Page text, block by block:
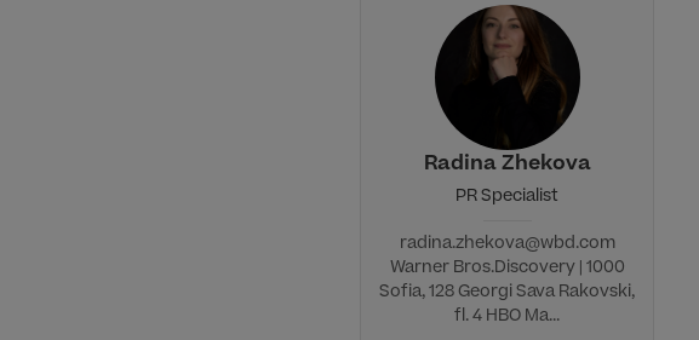
Radina Zhekova
PR Specialist
radina.zhekova@wbd.com
Warner Bros.Discovery | 1000
Sofia, 128 Georgi Sava Rakovski,
fl. 4 HBO Ma...